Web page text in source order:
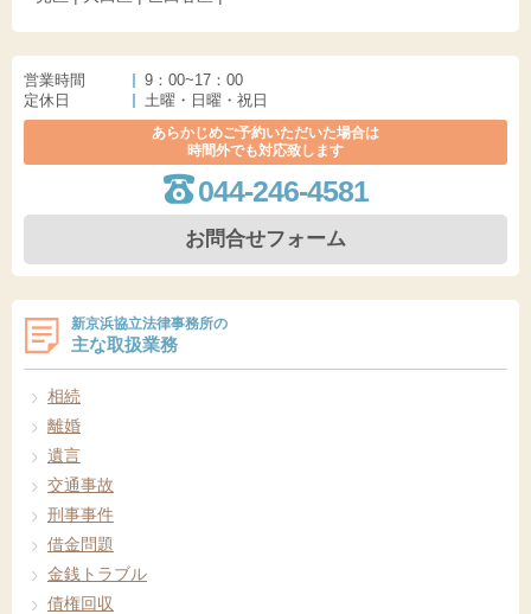
営業時間
9：00~17：00
定休日
土曜・日曜・祝日
あらかじめご予約いただいた場合は
時間外でも対応致します
044-246-4581
お問合せフォーム
新京浜協立法律事務所の
主な取扱業務
相続
離婚
遺言
交通事故
刑事事件
借金問題
金銭トラブル
債権回収